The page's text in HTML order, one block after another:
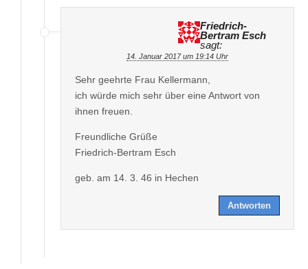
Friedrich-
Bertram Esch
sagt:
14. Januar 2017 um 19:14 Uhr
Sehr geehrte Frau Kellermann,
ich würde mich sehr über eine Antwort von
ihnen freuen.
Freundliche Grüße
Friedrich-Bertram Esch
geb. am 14. 3. 46 in Hechen
Antworten